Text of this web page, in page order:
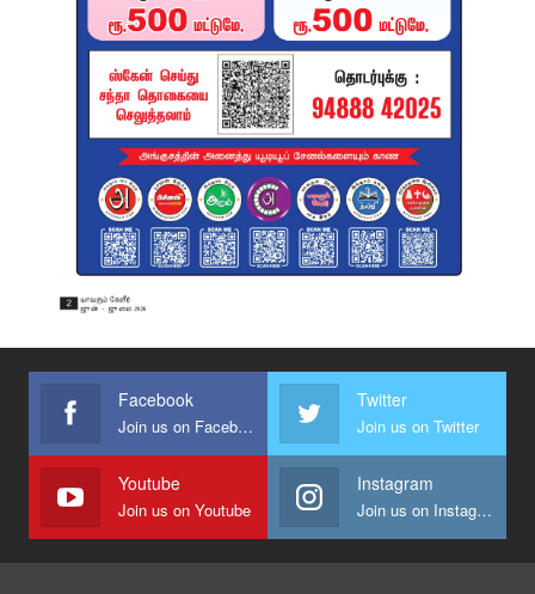
Facebook
Join us on Facebook
Twitter
Join us on Twitter
Youtube
Join us on Youtube
Instagram
Join us on Instagram